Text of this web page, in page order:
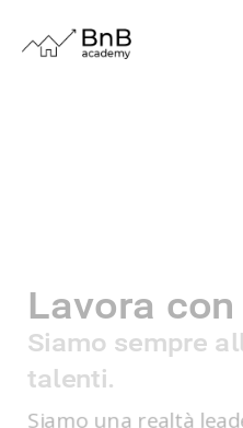
Lavora
Siamo sempre
talenti.
Siamo una realtà